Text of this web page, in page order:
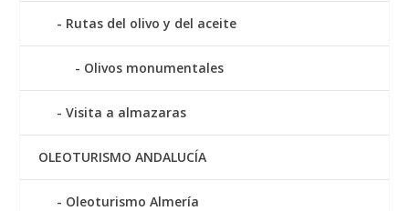
Rutas del olivo y del aceite
Olivos monumentales
Visita a almazaras
OLEOTURISMO ANDALUCÍA
Oleoturismo Almería